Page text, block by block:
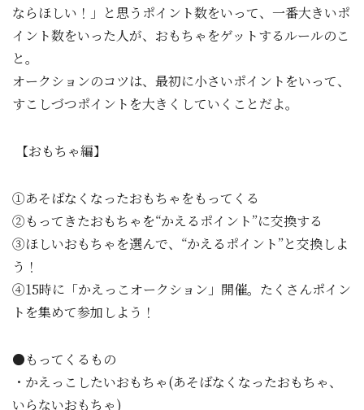
ならほしい！」と思うポイント数をいって、一番大きいポ
イント数をいった人が、おもちゃをゲットするルールのこ
と。
オークションのコツは、最初に小さいポイントをいって、
すこしづつポイントを大きくしていくことだよ。
【おもちゃ編】
①あそばなくなったおもちゃをもってくる
②もってきたおもちゃを“かえるポイント”に交換する
③ほしいおもちゃを選んで、“かえるポイント”と交換しよ
う！
④15時に「かえっこオークション」開催。たくさんポイン
トを集めて参加しよう！
●もってくるもの
・かえっこしたいおもちゃ(あそばなくなったおもちゃ、
いらないおもちゃ)